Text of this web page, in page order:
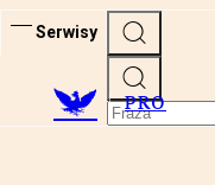
Serwisy
PRO